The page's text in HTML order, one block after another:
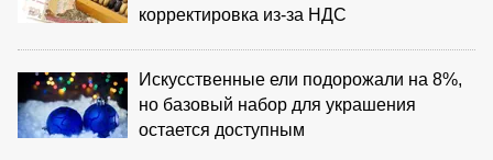
корректировка из‑за НДС
Искусственные ели подорожали на 8%,
но базовый набор для украшения
остается доступным